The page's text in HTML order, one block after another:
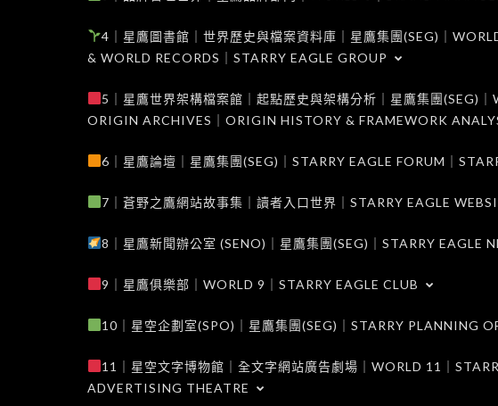
4｜星鷹圖書館｜世界歷史與檔案資料庫｜星鷹集團(SEG)｜
& WORLD RECORDS｜STARRY EAGLE GROUP
5｜星鷹世界架構檔案館｜起點歷史與架構分析｜星鷹集團(SEG)
ORIGIN ARCHIVES｜ORIGIN HISTORY & FRAMEWORK
6｜星鷹論壇｜星鷹集團(SEG)｜STARRY EAGLE FORUM｜
7｜蒼野之鷹網站故事集｜讀者入口世界｜STARRY EAGLE
8｜星鷹新聞辦公室 (SENO)｜星鷹集團(SEG)｜STARRY EAGLE
9｜星鷹俱樂部｜WORLD 9｜STARRY EAGLE CLUB
10｜星空企劃室(SPO)｜星鷹集團(SEG)｜STARRY PLANNING
11｜星空文字博物館｜全文字網站廣告劇場｜WORLD 11｜
ADVERTISING THEATRE